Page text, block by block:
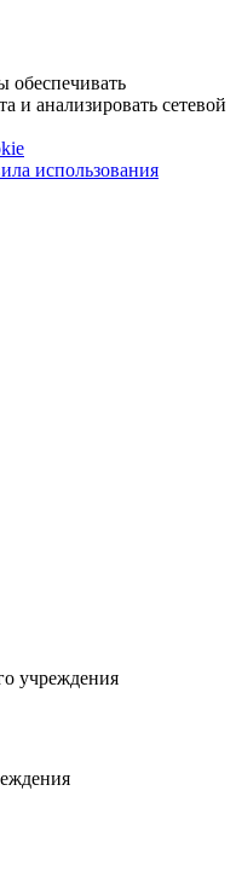
и анализировать сетевой
использования
учреждения